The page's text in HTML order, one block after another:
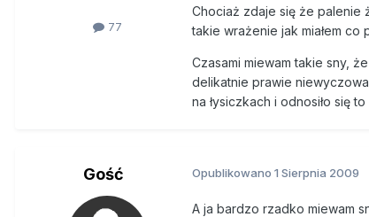
77
Chociaż zdaje się że palenie
takie wrażenie jak miałem co
Czasami miewam takie sny,
delikatnie prawie
na łysiczkach i odnosiło się
Gość Opublikowano 1 Sierpnia 2009
A ja bardzo rzadko miewam